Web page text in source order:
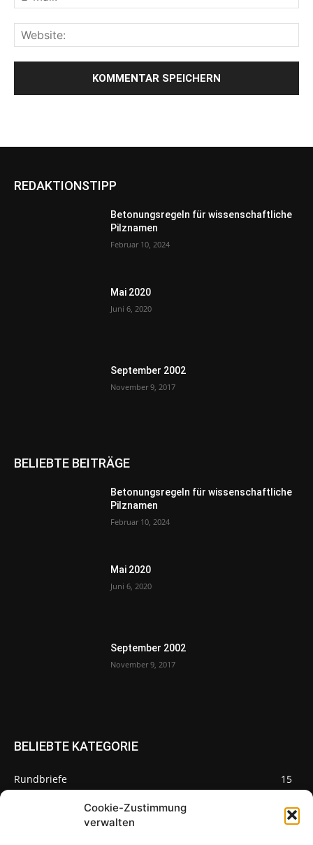
Cookie-Zustimmung
verwalten
REDAKTIONSTIPP
Betonungsregeln für wissenschaftliche
Pilznamen
Februar 10, 2024
Mai 2020
Juni 6, 2020
September 2002
November 9, 2017
BELIEBTE BEITRÄGE
Betonungsregeln für wissenschaftliche
Pilznamen
Februar 10, 2024
Mai 2020
Juni 6, 2020
September 2002
November 9, 2017
BELIEBTE KATEGORIE
Rundbriefe
15